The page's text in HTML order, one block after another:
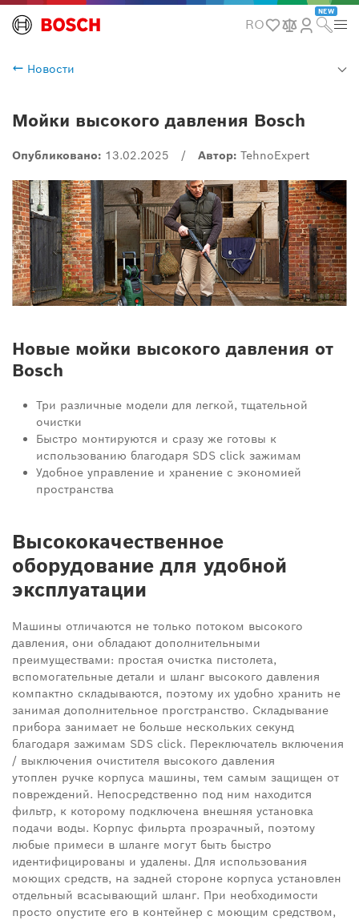
RO
NEW
Новости
Мойки высокого давления Bosch
Опубликовано: 13.02.2025 / Автор: TehnoExpert
Новые мойки высокого давления от
Bosch
Три различные модели для легкой, тщательной
очистки
Быстро монтируются и сразу же готовы к
использованию благодаря SDS click зажимам
Удобное управление и хранение с экономией
пространства
Высококачественное
оборудование для удобной
эксплуатации
Машины отличаются не только потоком высокого
давления, они обладают дополнительными
преимуществами: простая очистка пистолета,
вспомогательные детали и шланг высокого давления
компактно складываются, поэтому их удобно хранить не
занимая дополнительное прогстранство. Складывание
прибора занимает не больше нескольких секунд
благодаря зажимам SDS click. Переключатель включения
/ выключения очистителя высокого давления
утоплен ручке корпуса машины, тем самым защищен от
повреждений. Непосредственно под ним находится
фильтр, к которому подключена внешняя установка
подачи воды. Корпус фильрта прозрачный, поэтому
любые примеси в шланге могут быть быстро
идентифицированы и удалены. Для использования
моющих средств, на задней стороне корпуса установлен
отдельный всасывающий шланг. При необходимости
просто опустите его в контейнер с моющим средством,